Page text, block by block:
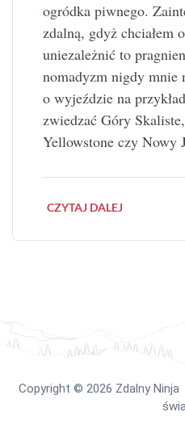
ogródka piwnego.
zdalną, gdyż chciałem
uniezależnić to
nomadyzm nigdy mnie
o wyjeździe na
zwiedzać Góry
Yellowstone czy Nowy
CZYTAJ DALEJ
Copyright©️ 2026 Zdalny